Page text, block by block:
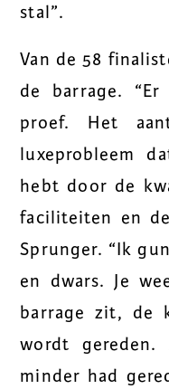
stal”.
Van de 58
de barrage.
proef. Het
luxeprobleem
hebt door de
faciliteiten en
Sprunger. “Ik
en dwars. Je
barrage zit, de
wordt
minder had